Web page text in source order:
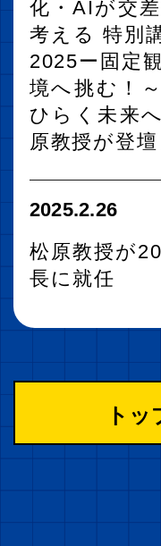
化・AIが交
考える 特別
2025ー固定
境へ挑む！
ひらく未来
原教授が登壇
2025.2.26
松原教授が
長に就任
トッ